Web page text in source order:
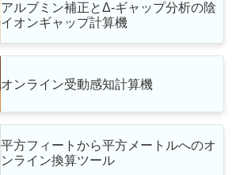
アルブミン補正とΔ-ギャップ分析の陰
イオンギャップ計算機
オンライン受動感知計算機
平方フィートから平方メートルへのオ
ンライン換算ツール